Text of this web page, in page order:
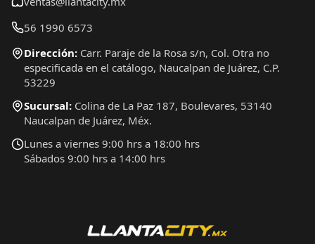
56 1990 6573
Dirección: Carr. Paraje de la Rosa s/n, Col. Otra no
especificada en el catálogo, Naucalpan de Juárez, C.P.
53229
Sucursal: Colina de La Paz 187, Boulevares, 53140
Naucalpan de Juárez, Méx.
Lunes a viernes 9:00 hrs a 18:00 hrs
Sábados 9:00 hrs a 14:00 hrs